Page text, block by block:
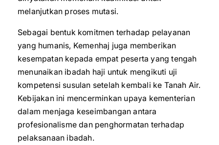
melanjutkan proses mutasi.
‎Sebagai bentuk komitmen terhadap pelayanan
yang humanis, Kemenhaj juga memberikan
kesempatan kepada empat peserta yang tengah
menunaikan ibadah haji untuk mengikuti uji
kompetensi susulan setelah kembali ke Tanah Air.
Kebijakan ini mencerminkan upaya kementerian
dalam menjaga keseimbangan antara
profesionalisme dan penghormatan terhadap
pelaksanaan ibadah.